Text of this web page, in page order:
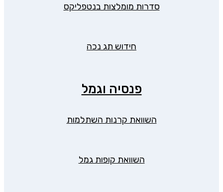
סדרות מומלצות בנטפליקס
חידוש תג נכה
פנסיה וגמל
השוואת קרנות השתלמות
השוואת קופות גמל